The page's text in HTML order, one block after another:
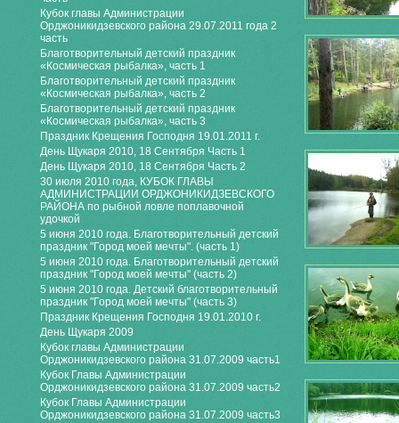
Кубок главы Администрации
Орджоникидзевского района 29.07.2011 года 2
часть
Благотворительный детский праздник
«Космическая рыбалка», часть 1
Благотворительный детский праздник
«Космическая рыбалка», часть 2
Благотворительный детский праздник
«Космическая рыбалка», часть 3
Праздник Крещения Господня 19.01.2011 г.
День Щукаря 2010, 18 Сентября Часть 1
День Щукаря 2010, 18 Сентября Часть 2
30 июля 2010 года, КУБОК ГЛАВЫ
АДМИНИСТРАЦИИ ОРДЖОНИКИДЗЕВСКОГО
РАЙОНА по рыбной ловле поплавочной
удочкой
5 июня 2010 года. Благотворительный детский
праздник "Город моей мечты". (часть 1)
5 июня 2010 года. Благотворительный детский
праздник "Город моей мечты" (часть 2)
5 июня 2010 года. Детский благотворительный
праздник "Город моей мечты" (часть 3)
Праздник Крещения Господня 19.01.2010 г.
День Щукаря 2009
Кубок главы Администрации
Орджоникидзевского района 31.07.2009 часть1
Кубок Главы Администрации
Орджоникидзевского района 31.07.2009 часть2
Кубок Главы Администрации
Орджоникидзевского района 31.07.2009 часть3